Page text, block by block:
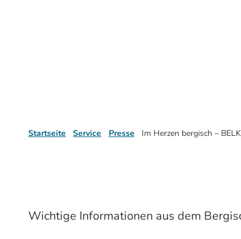
Startseite Service Presse
Im Herzen bergisch –
Wichtige Informationen aus dem